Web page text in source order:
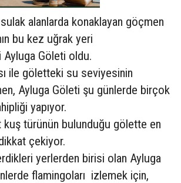
sulak alanlarda konaklayan göçmen
bu kez uğrak yeri
Ayluga Göleti oldu.
ile göletteki su seviyesinin
Ayluga Göleti şu günlerde birçok
yapıyor.
kuş türünün bulunduğu gölette en
çekiyor.
yerlerden birisi olan Ayluga
flamingoları izlemek için,